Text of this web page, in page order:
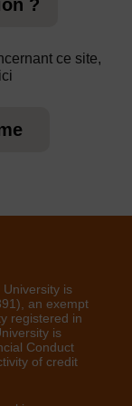
?
ce site,
is
an exempt
registered in
is
Conduct
of credit